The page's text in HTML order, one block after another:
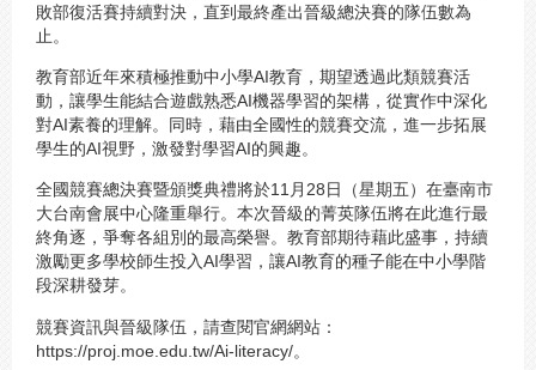
敗部復活賽持續對決，直到最終產出晉級總決賽的隊伍數為
止。
教育部近年來積極推動中小學AI教育，期望透過此類競賽活
動，讓學生能結合遊戲熟悉AI機器學習的架構，從實作中深化
對AI素養的理解。同時，藉由全國性的競賽交流，進一步拓展
學生的AI視野，激發對學習AI的興趣。
全國競賽總決賽暨頒獎典禮將於11月28日（星期五）在臺南市
大台南會展中心隆重舉行。本次晉級的菁英隊伍將在此進行最
終角逐，爭奪各組別的最高榮譽。教育部期待藉此盛事，持續
激勵更多學校師生投入AI學習，讓AI教育的種子能在中小學階
段深耕發芽。
競賽資訊與晉級隊伍，請查閱官網網站：
https://proj.moe.edu.tw/Ai-literacy/。